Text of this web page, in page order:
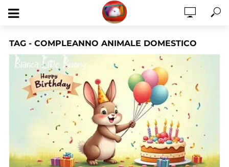
TAG - COMPLEANNO ANIMALE DOMESTICO